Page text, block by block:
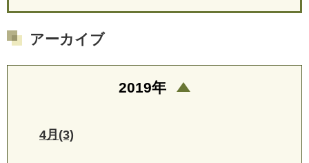
アーカイブ
2019年
4月(3)